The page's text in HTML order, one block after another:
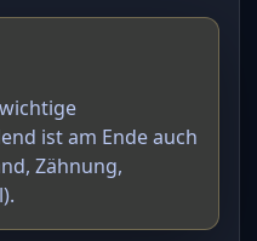
ist am Ende auch
Zähnung,